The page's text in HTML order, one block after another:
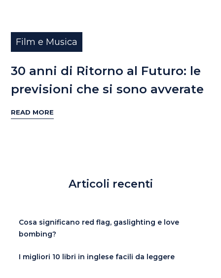
Film e Musica
30 anni di Ritorno al Futuro: le
previsioni che si sono avverate
READ MORE
Articoli recenti
Cosa significano red flag, gaslighting e love
bombing?
I migliori 10 libri in inglese facili da leggere